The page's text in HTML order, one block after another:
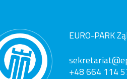
EURO-PARK
+48 664 114